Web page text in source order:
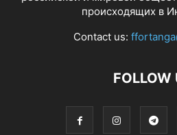
происходящих в
Contact us:
FOLLOW